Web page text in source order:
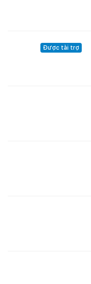
Được tài trợ